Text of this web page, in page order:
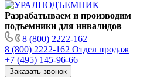
Разрабатываем и производим
подъемники для инвалидов
8 (800) 2222-162
8 (800) 2222-162 Отдел продаж
+7 (495) 145-96-66
Заказать звонок